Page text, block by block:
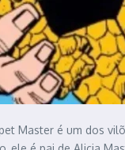
Master é um dos